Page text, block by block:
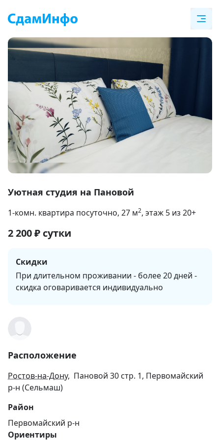
1
9
Уютная студия на Пановой
1-комн. квартира посуточно, 27 м2, этаж 5 из 20+
2 200₽ сутки
Скидки
При длительном проживании - более 20 дней -
скидка оговаривается индивидуально
Расположение
Ростов-на-Дону, Пановой 30 стр. 1, Первомайский
р-н (Сельмаш)
Район
Первомайский р-н
Ориентиры